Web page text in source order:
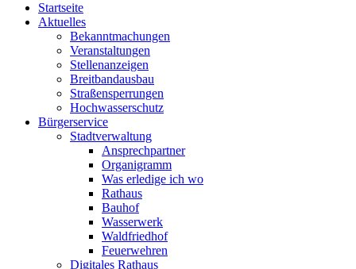
Startseite
Aktuelles
Bekanntmachungen
Veranstaltungen
Stellenanzeigen
Breitbandausbau
Straßensperrungen
Hochwasserschutz
Bürgerservice
Stadtverwaltung
Ansprechpartner
Organigramm
Was erledige ich wo
Rathaus
Bauhof
Wasserwerk
Waldfriedhof
Feuerwehren
Digitales Rathaus